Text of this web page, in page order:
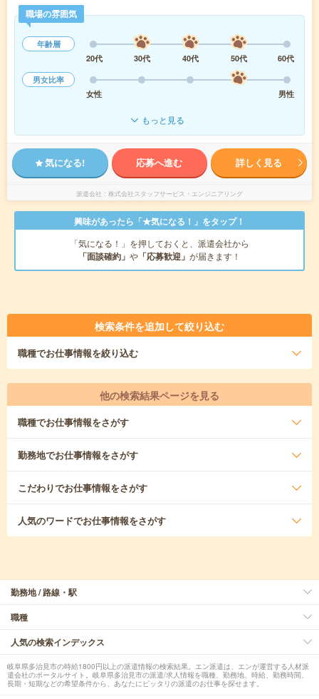
職場の雰囲気
年齢層
20代
30代 40代 50代
60代
男女比率
女性
男性
もっと見る
気になる! 応募へ進む 詳しく見る
派遣会社 株式会社スタッフサービス・エンジニアリング
興味があったら「★気になる！」をタップ！
「気になる！」を押しておくと、派遣会社から
「面談確約」 や 「応募歓迎」 が届きます！
検索条件を追加して絞り込む
職種でお仕事情報を絞り込む
他の検索結果ページを見る
職種でお仕事情報をさがす
勤務地でお仕事情報をさがす
こだわりでお仕事情報をさがす
人気のワードでお仕事情報をさがす
勤務地 / 路線・駅
職種
人気の検索インデックス
岐阜県多治見市の時給1800円以上の派遣情報の検索結果。エン派遣は、エンが運営する人材派
遣会社のポータルサイト。岐阜県多治見市の派遣/求人情報を職種、勤務地、時給、勤務時間、
長期・短期などの希望条件から、あなたにピッタリの派遣のお仕事を探せます。